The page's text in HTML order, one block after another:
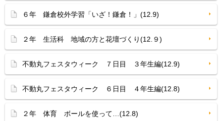
６年 鎌倉校外学習「いざ！鎌倉！」(12.9)
２年 生活科 地域の方と花壇づくり(12.９)
不動丸フェスタウィーク ７日目 ３年生編(12.9)
不動丸フェスタウィーク ６日目 ４年生編(12.8)
２年 体育 ボールを使って…(12.8)